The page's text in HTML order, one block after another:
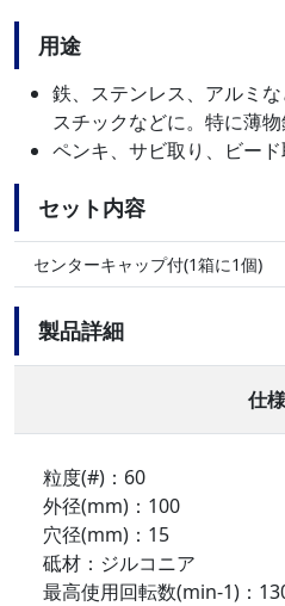
用途
鉄、ステンレス、アルミ
スチックなどに。特に薄物
ペンキ、サビ取り、ビード
セット内容
センターキャップ付(1箱に1個)
製品詳細
仕様
粒度(#)：60
外径(mm)：100
穴径(mm)：15
砥材：ジルコニア
最高使用回転数(min-1)：